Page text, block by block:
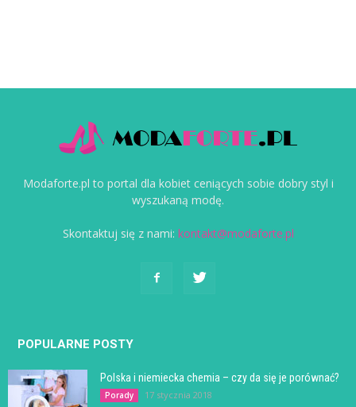
Modaforte.pl to portal dla kobiet ceniących sobie dobry styl i
wyszukaną modę.
Skontaktuj się z nami: kontakt@modaforte.pl
POPULARNE POSTY
Polska i niemiecka chemia – czy da się je porównać?
Porady 17 stycznia 2018